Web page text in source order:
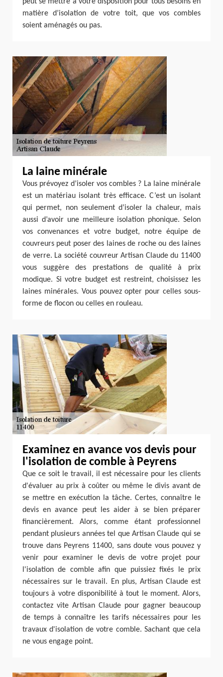
matière d’isolation de votre toit, que vos combles
soient aménagés ou pas.
La laine minérale
Vous prévoyez d’isoler vos combles ? La laine minérale
est un matériau isolant très efficace. C’est un isolant
qui permet, non seulement d’isoler la chaleur, mais
aussi d’avoir une meilleure isolation phonique. Selon
vos convenances et votre budget, notre équipe de
couvreurs peut poser des laines de roche ou des laines
de verre. La société couvreur Artisan Claude du 11400
vous suggère des prestations de qualité à prix
modique. Si votre budget est restreint, choisissez les
laines minérales. Vous pouvez opter pour celles sous-
forme de flocon ou celles en rouleau.
Examinez en avance vos devis pour
l'isolation de comble à Peyrens
Que ce soit le travail, il est nécessaire pour les clients
d'évaluer au prix à coûter ou même le divis avant de
se mettre en exécution la tâche. Certes, connaître le
devis en avance peut les aider à se bien préparer
financièrement. Alors, comme étant professionnel
pendant plusieurs années tel que Artisan Claude qui se
trouve dans Peyrens 11400, sans doute vous pouvez y
venir pour examiner le devis de votre projet pour
l'isolation de comble afin que puissiez fixés le prix
nécessaires sur le travail. En plus, Artisan Claude est
toujours à votre disponibilité à tout le moment. Alors,
contactez vite Artisan Claude pour gagner beaucoup
de temps à connaître les tarifs nécessaires pour les
travaux d'isolation de votre comble. Sachant que cela
ne vous engage point.